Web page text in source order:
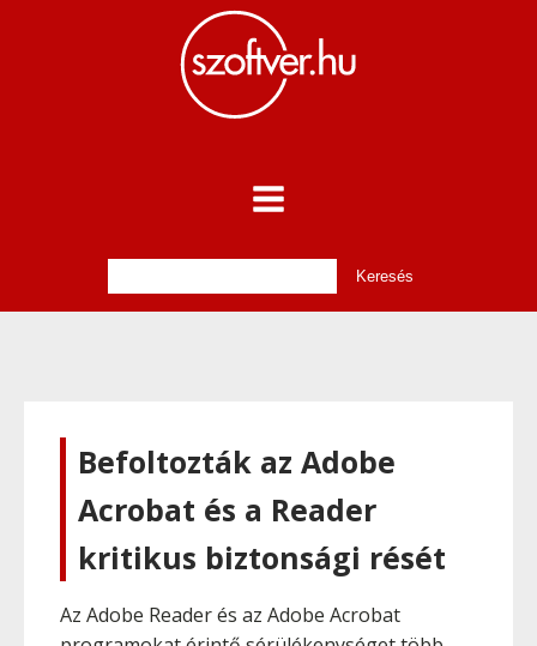
Befoltozták az Adobe
Acrobat és a Reader
kritikus biztonsági rését
Az Adobe Reader és az Adobe Acrobat